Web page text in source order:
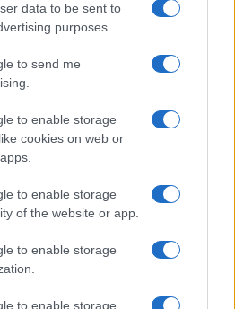
data to be sent to
purposes.
to send me
to enable storage
cookies on web or
to enable storage
of the website or app.
to enable storage
to enable storage